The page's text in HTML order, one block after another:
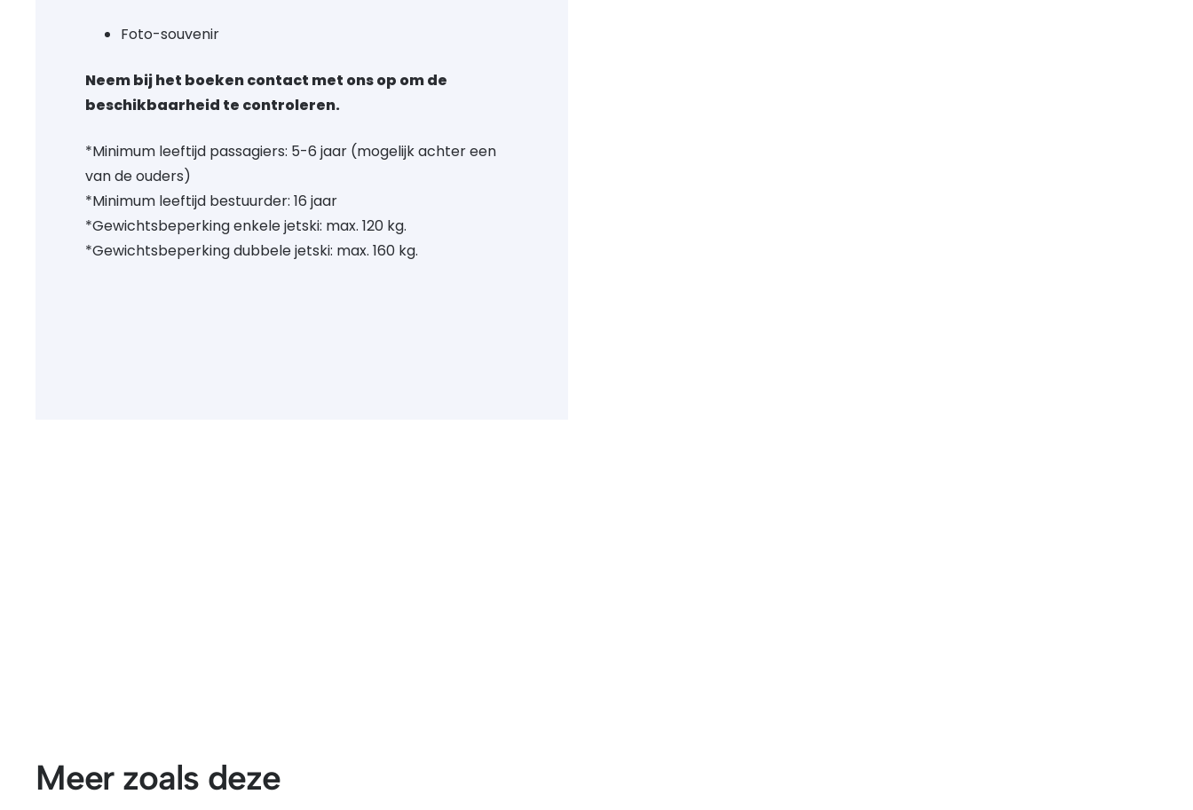
Foto-souvenir
Neem bij het boeken contact met ons op om de
beschikbaarheid te controleren.
*Minimum leeftijd passagiers: 5-6 jaar (mogelijk achter een
van de ouders)
*Minimum leeftijd bestuurder: 16 jaar
*Gewichtsbeperking enkele jetski: max. 120 kg.
*Gewichtsbeperking dubbele jetski: max. 160 kg.
Meer zoals deze